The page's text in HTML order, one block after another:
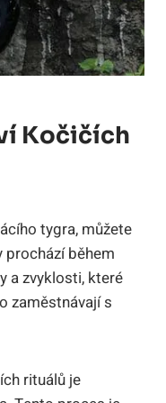
Kočičích
tygra, můžete
během
a zvyklosti, které
zaměstnávají s
rituálů je